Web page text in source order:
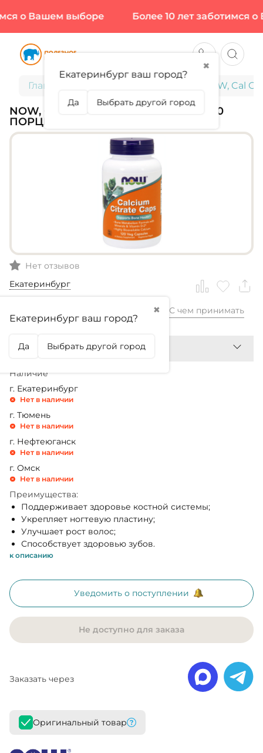
о Вашем выборе Более 10 лет заботимся о
Главная NOW, Cal
NOW, CAL CITRATE PLUS, 120 КАПС (40
ПОРЦИЙ)
Нет отзывов
Екатеринбург
✖
Екатеринбург ваш город?
Да Выбрать другой город
1 890,99₽ С чем принимать
Наличие
г. Екатеринбург
Нет в наличии
г. Тюмень
Нет в наличии
г. Нефтеюганск
Нет в наличии
г. Омск
Нет в наличии
Преимущества:
Поддерживает здоровье костной системы;
Укрепляет ногтевую пластину;
Улучшает рост волос;
Способствует здоровью зубов.
к описанию
Уведомить о поступлении
Не доступно для заказа
Заказать через
Оригинальный товар
✖
Екатеринбург ваш город?
Да Выбрать другой город